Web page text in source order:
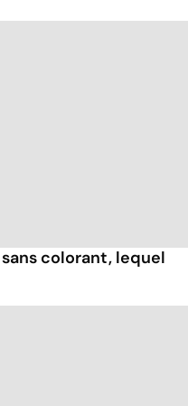
colorant, lequel